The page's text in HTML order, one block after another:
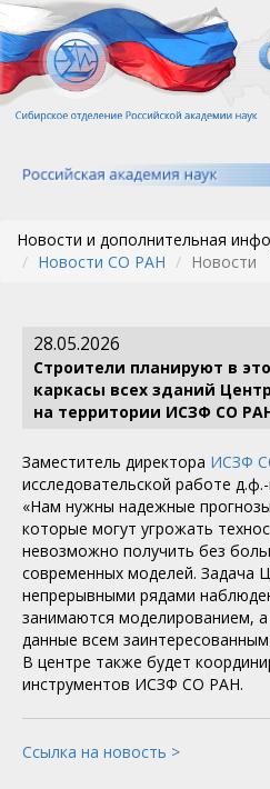
Перейти
к
основному
содержанию
Новости и дополнительная
Новости СО РАН
Новости
28.05.2026
Строители планируют в
каркасы всех зданий
на территории ИСЗФ СО
Заместитель директора ИСЗФ
исследовательской работе
«Нам нужны надежные
которые могут угрожать
невозможно получить без
современных моделей. Задача
непрерывными рядами
занимаются моделированием,
данные всем
В центре также будет
инструментов ИСЗФ СО РАН.
Ссылка на новость >